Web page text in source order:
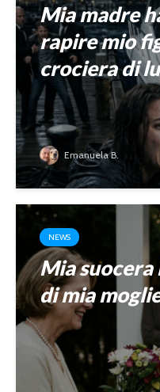
Mia madre
rapire mio
crociera di
Emanuela B.
NEWS
Mia suocera
di mia